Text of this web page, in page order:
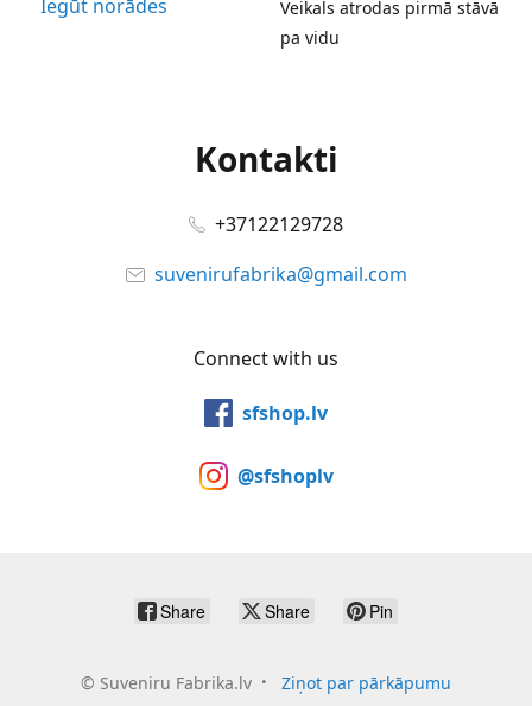
Iegūt norādes
Veikals atrodas pirmā stāvā
pa vidu
Kontakti
+37122129728
suvenirufabrika@gmail.com
Connect with us
sfshop.lv
@sfshoplv
Share Share Pin
© Suveniru Fabrika.lv Ziņot par pārkāpumu